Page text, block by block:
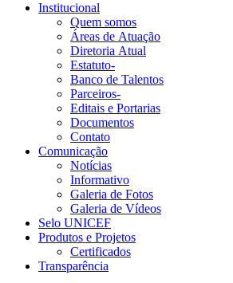
Institucional
Quem somos
Áreas de Atuação
Diretoria Atual
Estatuto-
Banco de Talentos
Parceiros-
Editais e Portarias
Documentos
Contato
Comunicação
Notícias
Informativo
Galeria de Fotos
Galeria de Vídeos
Selo UNICEF
Produtos e Projetos
Certificados
Transparência